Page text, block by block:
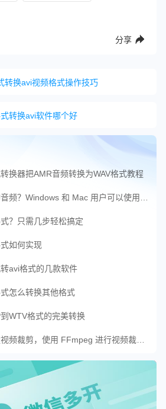
分享
转换avi视频格式操作技巧
转换avi软件哪个好
换器把AMR音频转换为WAV格式教程
频？Windows 和 Mac 用户可以使用这
？只需几步轻松搞定
如何实现
avi格式的几款软件
怎么转换其他格式
WTV格式的完美转换
频裁剪，使用 FFmpeg 进行视频裁剪